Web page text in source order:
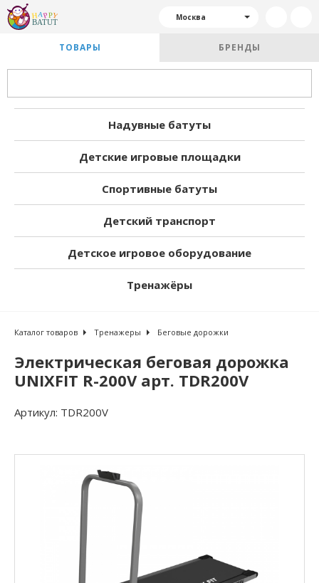
Москва
ТОВАРЫ БРЕНДЫ
Надувные батуты
Детские игровые площадки
Спортивные батуты
Детский транспорт
Детское игровое оборудование
Тренажёры
Каталог товаров Тренажеры Беговые дорожки
Электрическая беговая дорожка
UNIXFIT R-200V арт. TDR200V
Артикул: TDR200V